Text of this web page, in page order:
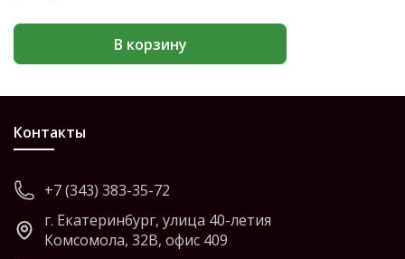
В корзину
Контакты
+7 (343) 383-35-72
г. Екатеринбург, улица 40-летия
Комсомола, 32В, офис 409